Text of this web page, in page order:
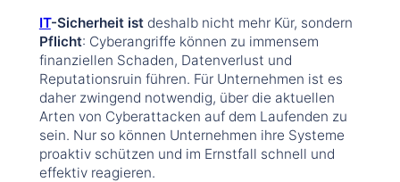
IT-Sicherheit istdeshalb nicht mehr Kür, sondern
Pflicht: Cyberangriffe können zu immensem
finanziellen Schaden, Datenverlust und
Reputationsruin führen. Für Unternehmen ist es
daher zwingend notwendig, über die aktuellen
Arten von Cyberattacken auf dem Laufenden zu
sein. Nur so können Unternehmen ihre Systeme
proaktiv schützen und im Ernstfall schnell und
effektiv reagieren.